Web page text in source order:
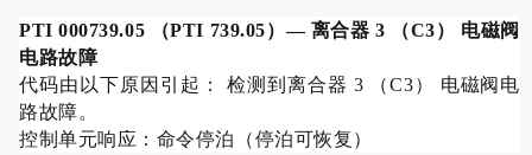
PTI 000739.05 （PTI 739.05）— 离合器 3 （C3） 电磁阀
电路故障
代码由以下原因引起： 检测到离合器 3 （C3） 电磁阀电
路故障。
控制单元响应：命令停泊（停泊可恢复）